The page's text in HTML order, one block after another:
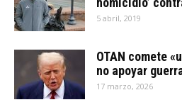
5 abril, 2019
OTAN comete
no apoyar
17 marzo, 2026